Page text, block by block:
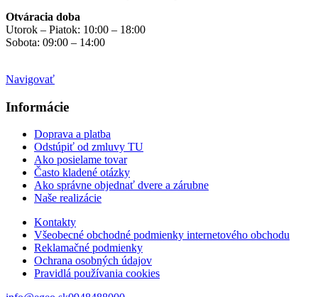
Otváracia doba
Utorok – Piatok: 10:00 – 18:00
Sobota: 09:00 – 14:00
Navigovať
Informácie
Doprava a platba
Odstúpiť od zmluvy TU
Ako posielame tovar
Často kladené otázky
Ako správne objednať dvere a zárubne
Naše realizácie
Kontakty
Všeobecné obchodné podmienky internetového obchodu
Reklamačné podmienky
Ochrana osobných údajov
Pravidlá používania cookies